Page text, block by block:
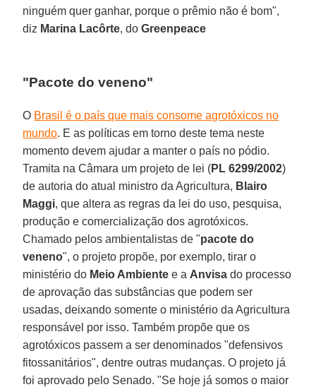
ninguém quer ganhar, porque o prêmio não é bom",
diz Marina Lacôrte, doGreenpeace
"Pacote do veneno"
O Brasil é o país que mais consome agrotóxicos no
mundo. E as políticas em torno deste tema neste
momento devem ajudar a manter o país no pódio.
Tramita na Câmara um projeto de lei (PL 6299/2002)
de autoria do atual ministro da Agricultura, Blairo
Maggi, que altera as regras da lei do uso, pesquisa,
produção e comercialização dos agrotóxicos.
Chamado pelos ambientalistas de "pacote do
veneno", o projeto propõe, por exemplo, tirar o
ministério do Meio Ambiente e a Anvisa do processo
de aprovação das substâncias que podem ser
usadas, deixando somente o ministério da Agricultura
responsável por isso. Também propõe que os
agrotóxicos passem a ser denominados "defensivos
fitossanitários", dentre outras mudanças. O projeto já
foi aprovado pelo Senado. "Se hoje já somos o maior